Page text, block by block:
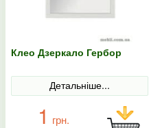
Клео Дзеркало Гербор
Детальніше...
1 грн.